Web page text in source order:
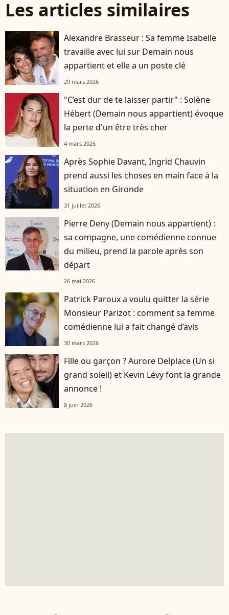
Les articles similaires
Alexandre Brasseur : Sa femme Isabelle
travaille avec lui sur Demain nous
appartient et elle a un poste clé
29 mars 2026
"C’est dur de te laisser partir" : Solène
Hébert (Demain nous appartient) évoque
la perte d'un être très cher
4 mars 2026
Après Sophie Davant, Ingrid Chauvin
prend aussi les choses en main face à la
situation en Gironde
31 juillet 2026
Pierre Deny (Demain nous appartient) :
sa compagne, une comédienne connue
du milieu, prend la parole après son
départ
26 mai 2026
Patrick Paroux a voulu quitter la série
Monsieur Parizot : comment sa femme
comédienne lui a fait changé d’avis
30 mars 2026
Fille ou garçon ? Aurore Delplace (Un si
grand soleil) et Kevin Lévy font la grande
annonce !
8 juin 2026